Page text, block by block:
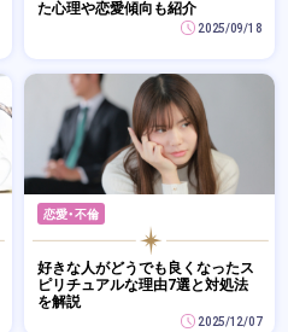
た心理や恋愛傾向も紹介
2025/09/18
恋愛・不倫
好きな人がどうでも良くなったス
ピリチュアルな理由7選と対処法
を解説
2025/12/07